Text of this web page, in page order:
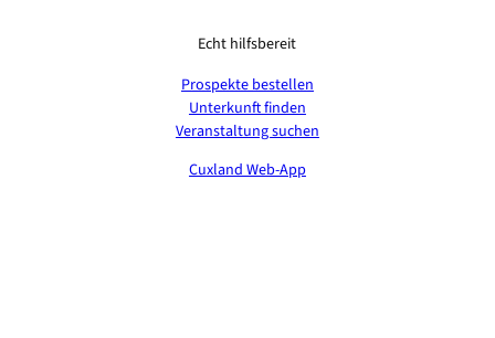
Echt hilfsbereit
Prospekte bestellen
Unterkunft finden
Veranstaltung suchen
Cuxland Web-App